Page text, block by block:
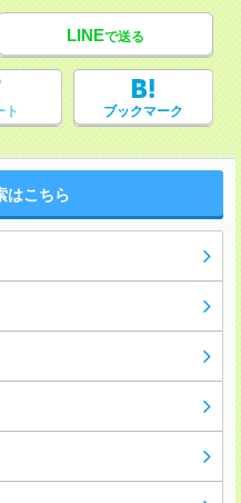
LINEで送る
ト ブックマーク
はこちら